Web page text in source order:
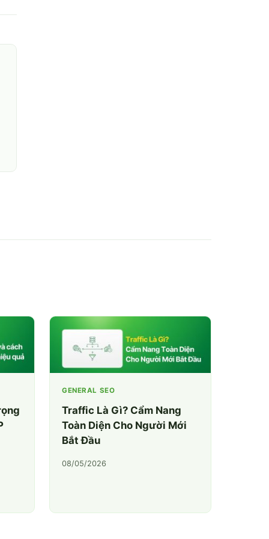
GENERAL SEO
Traffic Là Gì? Cẩm Nang
Toàn Diện Cho Người Mới
Bắt Đầu
08/05/2026